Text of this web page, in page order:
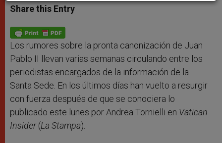
t
s
p
p
s
e
g
e
r
e
b
o
k
t r
Share this Entry
Los rumores sobre la pronta canonización de Juan
Pablo II llevan varias semanas circulando entre los
periodistas encargados de la información de la
Santa Sede. En los últimos días han vuelto a resurgir
con fuerza después de que se conociera lo
publicado este lunes por Andrea Tornielli en Vatican
Insider(La Stampa).